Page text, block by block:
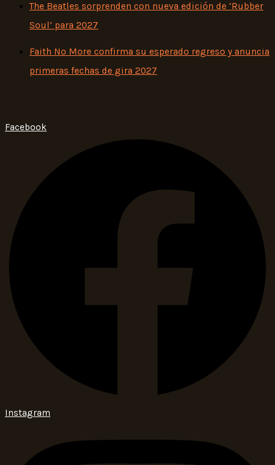
The Beatles sorprenden con nueva edición de ‘Rubber
Soul’ para 2027
Faith No More confirma su esperado regreso y anuncia
primeras fechas de gira 2027
Facebook
Instagram